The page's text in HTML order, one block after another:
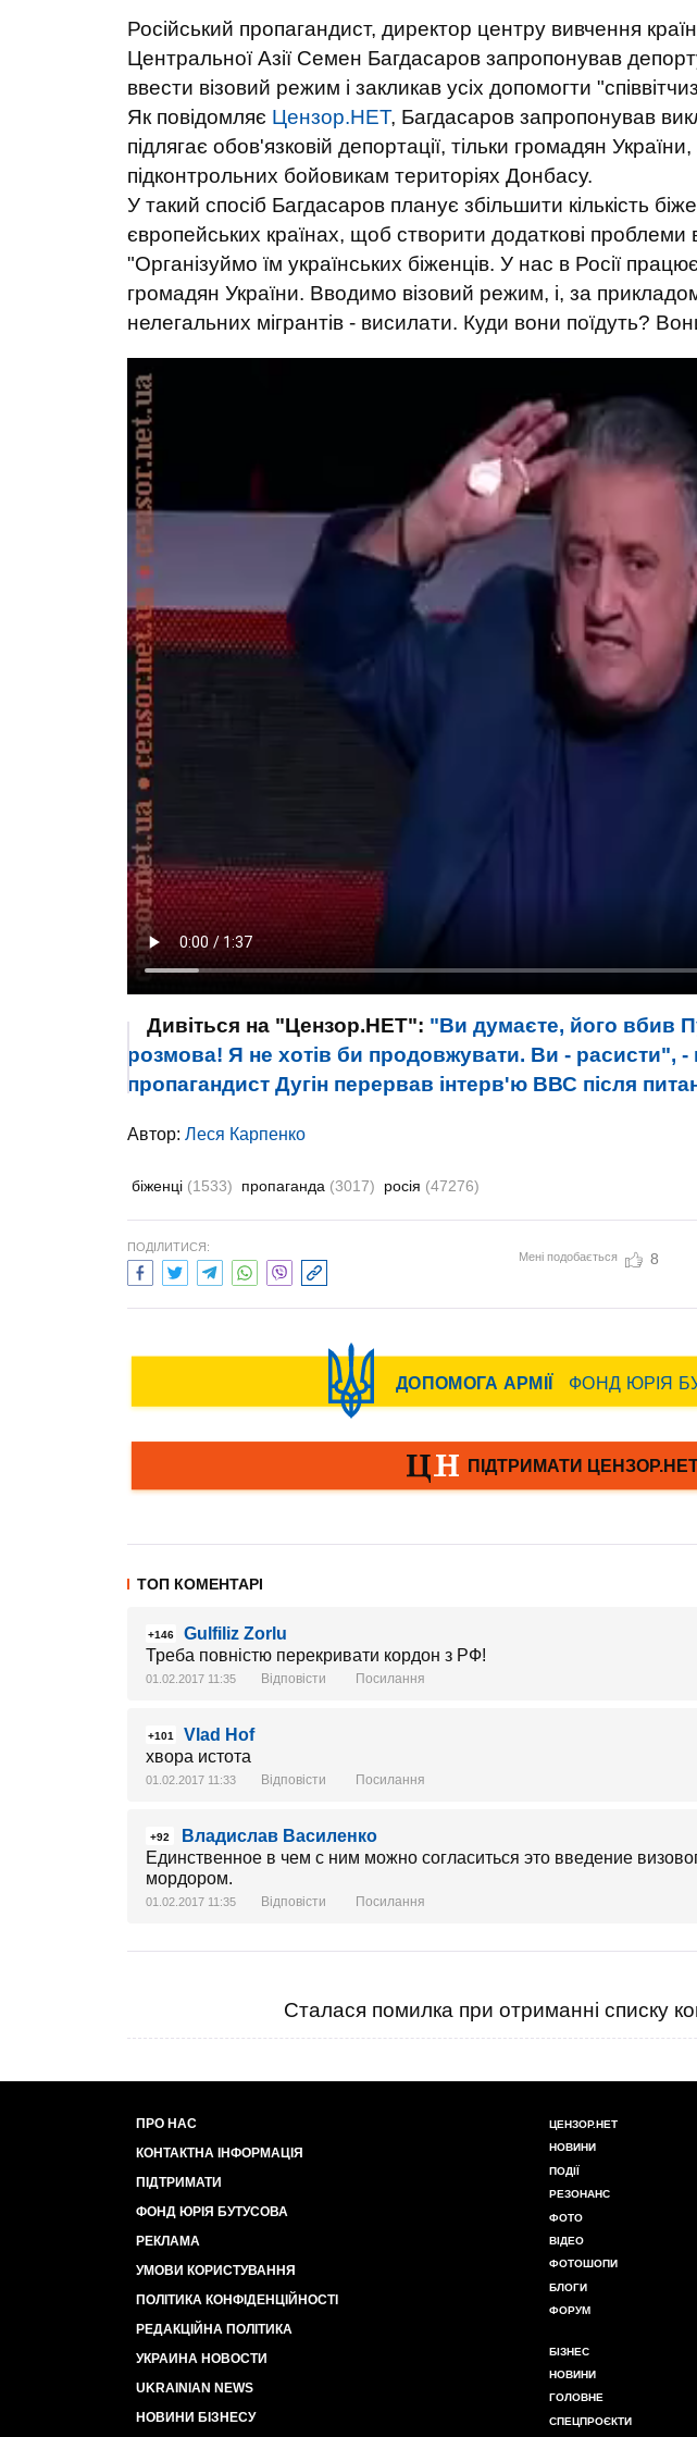
Російський пропагандист, директор центру вивчення
Центральної Азії Семен Багдасаров запропонував
ввести візовий режим і закликав усіх допомогти
Як повідомляє Цензор.НЕТ, Багдасаров запропонував
підлягає обов'язковій депортації, тільки громадян
підконтрольних бойовикам територіях Донбасу.
У такий спосіб Багдасаров планує збільшити кількість
європейських країнах, щоб створити додаткові проблеми
"Організуймо їм українських біженців. У нас в Росії
громадян України. Вводимо візовий режим, і, за
нелегальних мігрантів - висилати. Куди вони поїдуть?
Дивіться на "Цензор.НЕТ": "Ви думаєте, його вбив
розмова! Я не хотів би продовжувати. Ви - расисти", -
пропагандист Дугін перервав інтерв'ю ВВС після
Автор: Леся Карпенко
біженці (1533) пропаганда (3017) росія (47276)
ПОДІЛИТИСЯ:
Мені подобається 8
ТОП КОМЕНТАРІ
+146
Gulfiliz Zorlu
Треба повністю перекривати кордон з РФ!
01.02.2017 11:35 Відповісти Посилання
+101
Vlad Hof
хвора истота
01.02.2017 11:33 Відповісти Посилання
+92
Владислав Василенко
Единственное в чем с ним можно согласиться это введение
мордором.
01.02.2017 11:35 Відповісти Посилання
Сталася помилка при отриманні списку
ПРО НАС
КОНТАКТНА ІНФОРМАЦІЯ
ПІДТРИМАТИ
ФОНД ЮРІЯ БУТУСОВА
РЕКЛАМА
УМОВИ КОРИСТУВАННЯ
ПОЛІТИКА КОНФІДЕНЦІЙНОСТІ
РЕДАКЦІЙНА ПОЛІТИКА
УКРАИНА НОВОСТИ
UKRAINIAN NEWS
НОВИНИ БІЗНЕСУ
ЦЕНЗОР.НЕТ
НОВИНИ
ПОДІЇ
РЕЗОНАНС
ФОТО
ВІДЕО
ФОТОШОПИ
БЛОГИ
ФОРУМ
БІЗНЕС
НОВИНИ
ГОЛОВНЕ
СПЕЦПРОЄКТИ